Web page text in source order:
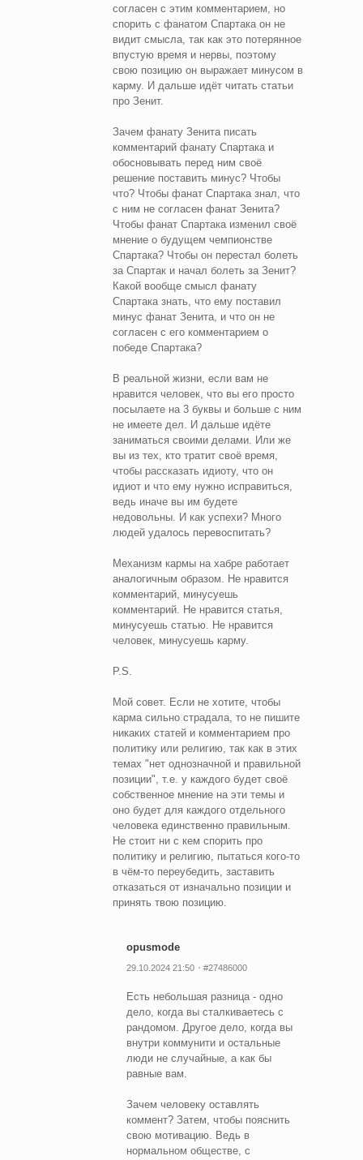
согласен с этим комментарием, но
спорить с фанатом Спартака он не
видит смысла, так как это потерянное
впустую время и нервы, поэтому
свою позицию он выражает минусом в
карму. И дальше идёт читать статьи
про Зенит.
Зачем фанату Зенита писать
комментарий фанату Спартака и
обосновывать перед ним своё
решение поставить минус? Чтобы
что? Чтобы фанат Спартака знал, что
с ним не согласен фанат Зенита?
Чтобы фанат Спартака изменил своё
мнение о будущем чемпионстве
Спартака? Чтобы он перестал болеть
за Спартак и начал болеть за Зенит?
Какой вообще смысл фанату
Спартака знать, что ему поставил
минус фанат Зенита, и что он не
согласен с его комментарием о
победе Спартака?
В реальной жизни, если вам не
нравится человек, что вы его просто
посылаете на 3 буквы и больше с ним
не имеете дел. И дальше идёте
заниматься своими делами. Или же
вы из тех, кто тратит своё время,
чтобы рассказать идиоту, что он
идиот и что ему нужно исправиться,
ведь иначе вы им будете
недовольны. И как успехи? Много
людей удалось перевоспитать?
Механизм кармы на хабре работает
аналогичным образом. Не нравится
комментарий, минусуешь
комментарий. Не нравится статья,
минусуешь статью. Не нравится
человек, минусуешь карму.
P.S.
Мой совет. Если не хотите, чтобы
карма сильно страдала, то не пишите
никаких статей и комментарием про
политику или религию, так как в этих
темах "нет однозначной и правильной
позиции", т.е. у каждого будет своё
собственное мнение на эти темы и
оно будет для каждого отдельного
человека единственно правильным.
Не стоит ни с кем спорить про
политику и религию, пытаться кого-то
в чём-то переубедить, заставить
отказаться от изначально позиции и
принять твою позицию.
opusmode
29.10.2024 21:50 #27486000
Есть небольшая разница - одно
дело, когда вы сталкиваетесь с
рандомом. Другое дело, когда вы
внутри коммунити и остальные
люди не случайные, а как бы
равные вам.
Зачем человеку оставлять
коммент? Затем, чтобы пояснить
свою мотивацию. Ведь в
нормальном обществе, с